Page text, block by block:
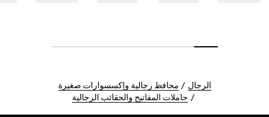
الرجال
محافظ رجالية وإكسسوارات صغيرة
حاملات المفاتيح والحقائب الرجالية